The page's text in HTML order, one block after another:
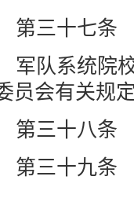
第三十七条
军队系统院
员会有关规
第三十八条
第三十九条